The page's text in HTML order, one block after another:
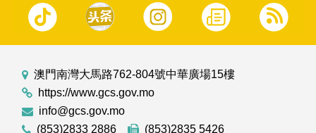
澳門南灣大馬路762-804號中華廣場15樓
https://www.gcs.gov.mo
info@gcs.gov.mo
(853)2833 2886
(853)2835 5426